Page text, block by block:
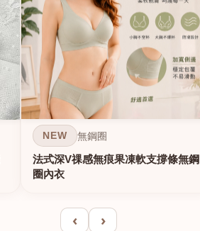
NEW 無鋼圈
法式深V祼感無痕果凍軟支撐條無鋼
圈內衣
‹ ›